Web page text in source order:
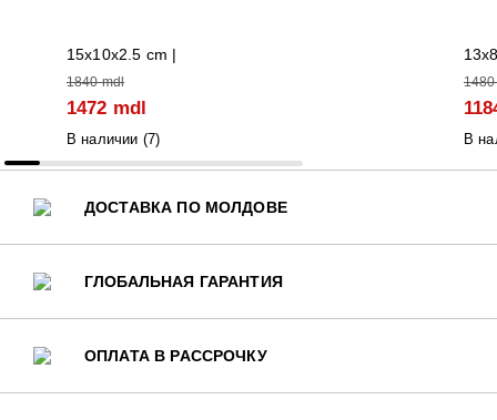
15x10x2.5 cm |
1840 mdl
1472 mdl
В наличии (7) В
ДОСТАВКА ПО МОЛДОВЕ
ГЛОБАЛЬНАЯ ГАРАНТИЯ
ОПЛАТА В РАССРОЧКУ